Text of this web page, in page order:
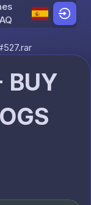
BUY